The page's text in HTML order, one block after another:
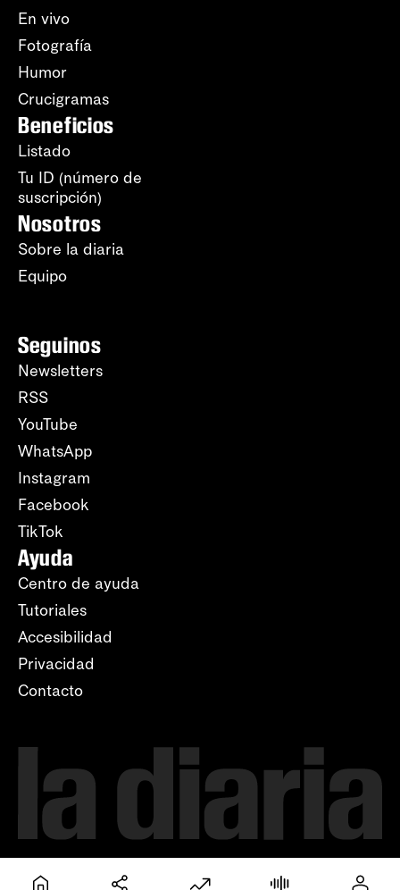
En vivo
Fotografía
Humor
Crucigramas
Beneficios
Listado
Tu ID (número de
suscripción)
Nosotros
Sobre la diaria
Equipo
Seguinos
Newsletters
RSS
YouTube
WhatsApp
Instagram
Facebook
TikTok
Ayuda
Centro de ayuda
Tutoriales
Accesibilidad
Privacidad
Contacto